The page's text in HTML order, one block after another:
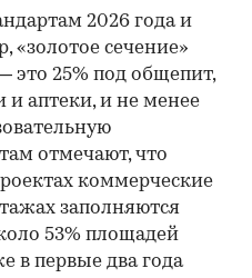
2026 года и
«золотое сечение»
это 25% под общепит,
и аптеки, и не менее
отмечают, что
коммерческие
заполняются
53% площадей
в первые два года